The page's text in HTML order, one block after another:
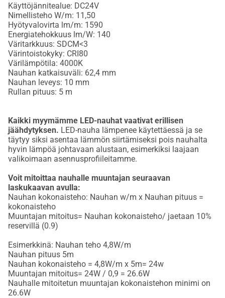
Käyttöjännitealue: DC24V
Nimellisteho W/m: 11,50
Hyötyvalovirta lm/m: 1590
Energiatehokkuus lm/W: 140
Väritarkkuus: SDCM<3
Värintoistokyky: CRI80
Värilämpötila: 4000K
Nauhan katkaisuväli: 62,4 mm
Nauhan leveys: 10 mm
Rullan pituus: 5 m
Kaikki myymämme LED-nauhat vaativat erillisen
jäähdytyksen. LED-nauha lämpenee käytettäessä ja se
täytyy siksi asentaa lämmön siirtämiseksi pois nauhalta
hyvin lämpöä johtavaan alustaan, esimerkiksi laajaan
valikoimaan asennusprofiileitamme.
Voit mitoittaa nauhalle muuntajan seuraavan
laskukaavan avulla:
Nauhan kokonaisteho: Nauhan w/m x Nauhan pituus =
kokonaisteho
Muuntajan mitoitus= Nauhan kokonaisteho/ jaetaan 10%
reservillä (0.9)
Esimerkkinä: Nauhan teho 4,8W/m
Nauhan pituus 5m
Nauhan kokonaisteho = 4,8W/m x 5m= 24w
Muuntajan mitoitus= 24W / 0,9 = 26.6W
Nauhalle mitoitetun muuntajan kokonaistehon minimi on
26.6W